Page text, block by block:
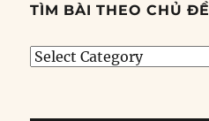
TÌM BÀI THEO CHỦ ĐỀ
Tìm